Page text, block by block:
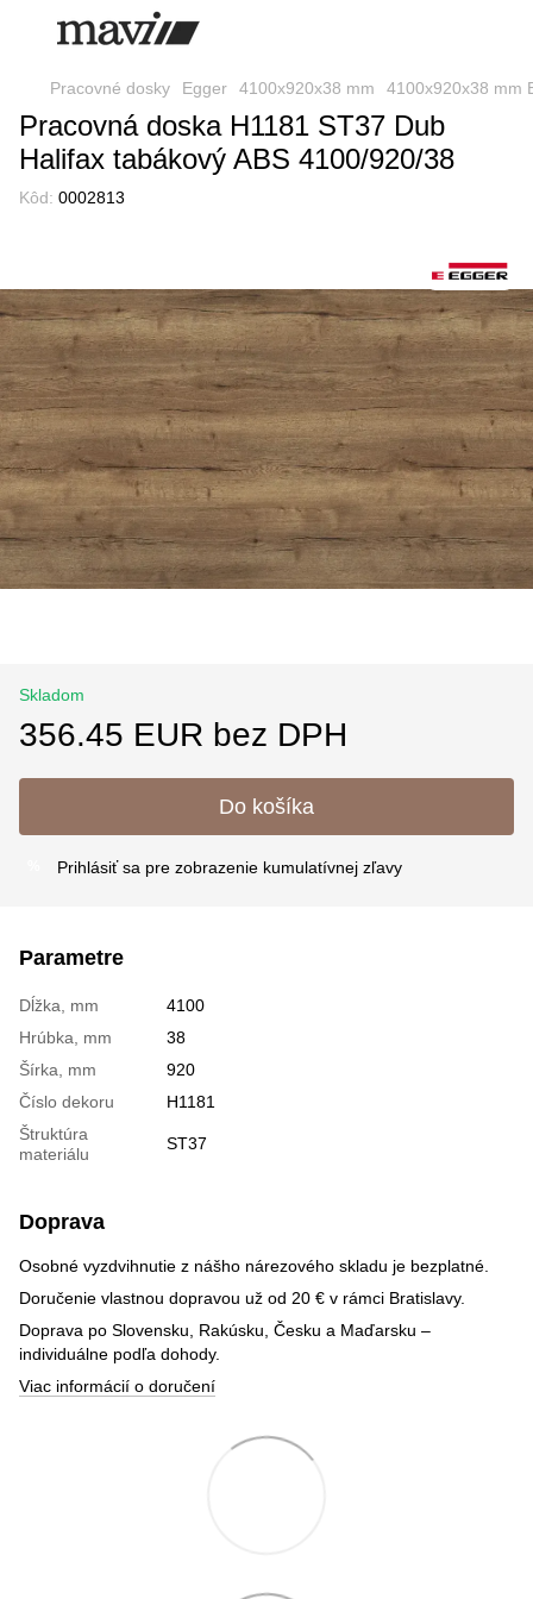
Pracovné dosky Egger 4100x920x38 mm 4100x920x38 mm
Pracovná doska H1181 ST37 Dub
Halifax tabákový ABS 4100/920/38
Kôd: 0002813
Skladom
356.45 EUR bez DPH
Do košíka
Prihlásiť sa pre zobrazenie kumulatívnej zľavy
Parametre
Dĺžka, mm
4100
Hrúbka, mm
38
Šírka, mm
920
Číslo dekoru
H1181
Štruktúra
materiálu
ST37
Doprava
Osobné vyzdvihnutie z nášho nárezového skladu je bezplatné.
Doručenie vlastnou dopravou už od 20 € v rámci Bratislavy.
Doprava po Slovensku, Rakúsku, Česku a Maďarsku –
individuálne podľa dohody.
Viac informácií o doručení